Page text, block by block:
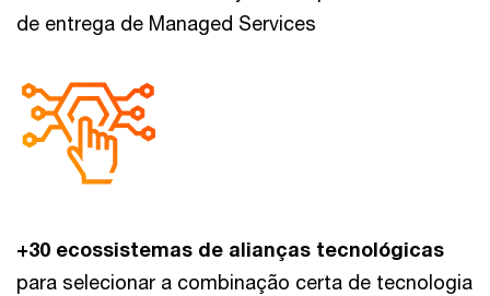
de entrega de Managed Services
+30 ecossistemas de alianças tecnológicas
para selecionar a combinação certa de tecnologia